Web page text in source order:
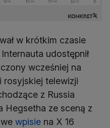
w krótkim czasie
udostępnił
wcześniej na
rosyjskiej telewizji
z Russia
Hegsetha ze sceną z
wpisie na X 16